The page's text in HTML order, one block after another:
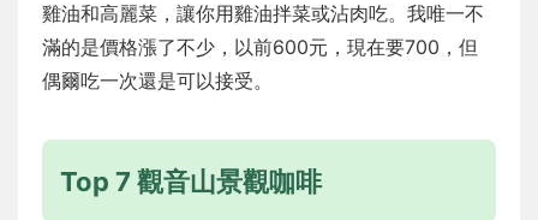
雞油和高麗菜，讓你用雞油拌菜或沾肉吃。我唯一不
滿的是價格漲了不少，以前600元，現在要700，但
偶爾吃一次還是可以接受。
Top 7 觀音山景觀咖啡